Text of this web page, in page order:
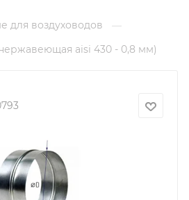
для воздуховодов
—
aisi 430 - 0,8 мм)